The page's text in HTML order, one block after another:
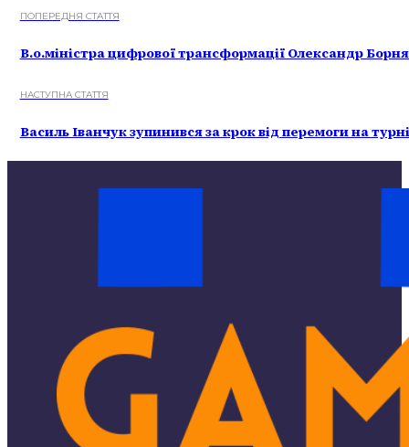
ПОПЕРЕДНЯ СТАТТЯ
В.о.міністра цифрової трансформації Олександр
НАСТУПНА СТАТТЯ
Василь Іванчук зупинився за крок від перемоги на